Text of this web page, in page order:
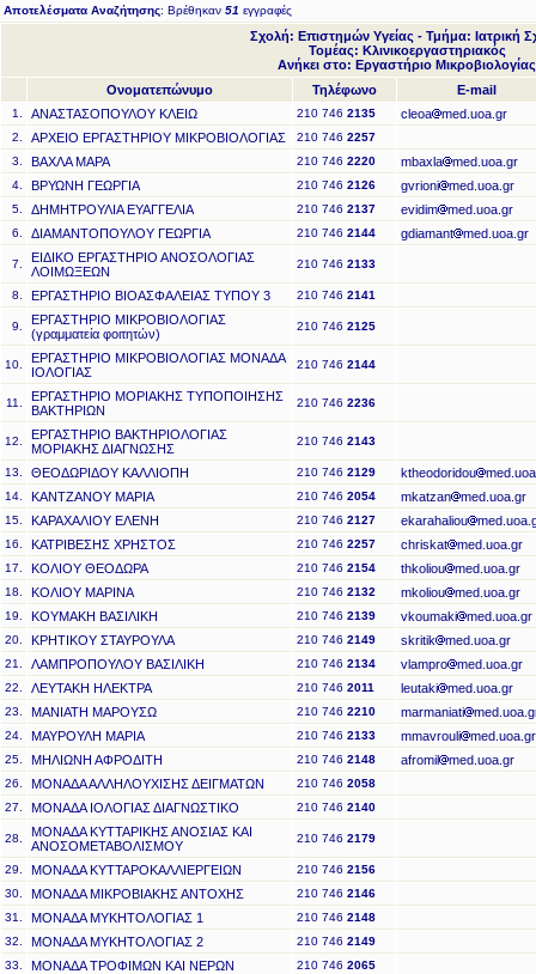
Αποτελέσματα Αναζήτησης: Βρέθηκαν 51 εγγραφές
Σχολή: Επιστημών Υγείας - Τμήμα: Ιατρική
Τομέας: Κλινικοεργαστηριακός
Ανήκει στο: Εργαστήριο Μικροβιολογίας
Ονοματεπώνυμο
Τηλέφωνο E-mail
1. ΑΝΑΣΤΑΣΟΠΟΥΛΟΥ ΚΛΕΙΩ 210 746 2135 cleoa med.uoa.gr
2. ΑΡΧΕΙΟ ΕΡΓΑΣΤΗΡΙΟΥ ΜΙΚΡΟΒΙΟΛΟΓΙΑΣ 210 746 2257
3.
ΒΑΧΛΑ ΜΑΡΑ 210 746 2220 mbaxla med.uoa.gr
4. ΒΡΥΩΝΗ ΓΕΩΡΓΙΑ 210 746 2126 gvrioni med.uoa.gr
5. ΔΗΜΗΤΡΟΥΛΙΑ ΕΥΑΓΓΕΛΙΑ 210 746 2137 evidim med.uoa.gr
6. ΔΙΑΜΑΝΤΟΠΟΥΛΟΥ ΓΕΩΡΓΙΑ 210 746 2144 gdiamant med.uoa.gr
7.
ΕΙΔΙΚΟ ΕΡΓΑΣΤΗΡΙΟ ΑΝΟΣΟΛΟΓΙΑΣ
ΛΟΙΜΩΞΕΩΝ
210 746 2133
8. ΕΡΓΑΣΤΗΡΙΟ ΒΙΟΑΣΦΑΛΕΙΑΣ ΤΥΠΟΥ 3 210 746 2141
9.
ΕΡΓΑΣΤΗΡΙΟ ΜΙΚΡΟΒΙΟΛΟΓΙΑΣ
(γραμματεία φοιτητών)
210 746 2125
10.
ΕΡΓΑΣΤΗΡΙΟ ΜΙΚΡΟΒΙΟΛΟΓΙΑΣ ΜΟΝΑΔΑ
ΙΟΛΟΓΙΑΣ
210 746 2144
11.
ΕΡΓΑΣΤΗΡΙΟ ΜΟΡΙΑΚΗΣ ΤΥΠΟΠΟΙΗΣΗΣ
ΒΑΚΤΗΡΙΩΝ
210 746 2236
12.
ΕΡΓΑΣΤΗΡΙΟ ΒΑΚΤΗΡΙΟΛΟΓΙΑΣ
ΜΟΡΙΑΚΗΣ ΔΙΑΓΝΩΣΗΣ
210 746 2143
13. ΘΕΟΔΩΡΙΔΟΥ ΚΑΛΛΙΟΠΗ 210 746 2129 ktheodoridou
14. ΚΑΝΤΖΑΝΟΥ ΜΑΡΙΑ 210 746 2054 mkatzan med.uoa.gr
15. ΚΑΡΑΧΑΛΙΟΥ ΕΛΕΝΗ 210 746 2127 ekarahaliou
16. ΚΑΤΡΙΒΕΣΗΣ ΧΡΗΣΤΟΣ 210 746 2257 chriskat med.uoa.gr
17. ΚΟΛΙΟΥ ΘΕΟΔΩΡΑ 210 746 2154 thkoliou med.uoa.gr
18. ΚΟΛΙΟΥ ΜΑΡΙΝΑ 210 746 2132 mkoliou med.uoa.gr
19. ΚΟΥΜΑΚΗ ΒΑΣΙΛΙΚΗ 210 746 2139 vkoumaki med.uoa.gr
20. ΚΡΗΤΙΚΟΥ ΣΤΑΥΡΟΥΛΑ 210 746 2149 skritik med.uoa.gr
21. ΛΑΜΠΡΟΠΟΥΛΟΥ ΒΑΣΙΛΙΚΗ 210 746 2134 vlampro med.uoa.gr
22. ΛΕΥΤΑΚΗ ΗΛΕΚΤΡΑ 210 746 2011 leutaki med.uoa.gr
23. ΜΑΝΙΑΤΗ ΜΑΡΟΥΣΩ 210 746 2210 marmaniati
24. ΜΑΥΡΟΥΛΗ ΜΑΡΙΑ 210 746 2133 mmavrouli med.uoa.gr
25. ΜΗΛΙΩΝΗ ΑΦΡΟΔΙΤΗ 210 746 2148 afromil med.uoa.gr
26. ΜΟΝΑΔΑ ΑΛΛΗΛΟΥΧΙΣΗΣ ΔΕΙΓΜΑΤΩΝ 210 746 2058
27.
ΜΟΝΑΔΑ ΙΟΛΟΓΙΑΣ ΔΙΑΓΝΩΣΤΙΚΟ 210 746 2140
28.
ΜΟΝΑΔΑ ΚΥΤΤΑΡΙΚΗΣ ΑΝΟΣΙΑΣ ΚΑΙ
ΑΝΟΣΟΜΕΤΑΒΟΛΙΣΜΟΥ
210 746 2179
29. ΜΟΝΑΔΑ ΚΥΤΤΑΡΟΚΑΛΛΙΕΡΓΕΙΩΝ 210 746 2156
30.
ΜΟΝΑΔΑ ΜΙΚΡΟΒΙΑΚΗΣ ΑΝΤΟΧΗΣ 210 746 2146
31.
ΜΟΝΑΔΑ ΜΥΚΗΤΟΛΟΓΙΑΣ 1 210 746 2148
32.
ΜΟΝΑΔΑ ΜΥΚΗΤΟΛΟΓΙΑΣ 2 210 746 2149
33.
ΜΟΝΑΔΑ ΤΡΟΦΙΜΩΝ ΚΑΙ ΝΕΡΩΝ 210 746 2065